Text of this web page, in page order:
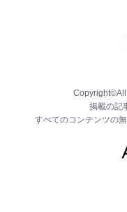
Copyright©All
掲載の記
すべてのコンテンツの